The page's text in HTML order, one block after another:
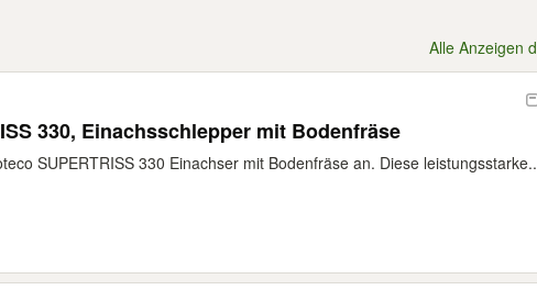
Alle Anzeigen
330, Einachsschlepper mit Bodenfräse
SUPERTRISS 330 Einachser mit Bodenfräse an. Diese